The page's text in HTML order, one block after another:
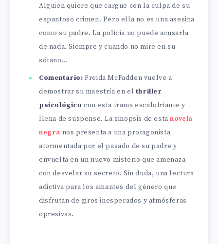
Alguien quiere que cargue con la culpa de su
espantoso crimen. Pero ella no es una asesina
como su padre. La policía no puede acusarla
de nada. Siempre y cuando no mire en su
sótano…
Comentario: Freida McFadden vuelve a
demostrar su maestría en el thriller
psicológico con esta trama escalofriante y
llena de suspense. La sinopsis de estanovela
negra nos presenta a una protagonista
atormentada por el pasado de su padre y
envuelta en un nuevo misterio que amenaza
con desvelar su secreto. Sin duda, una lectura
adictiva para los amantes del género que
disfrutan de giros inesperados y atmósferas
opresivas.